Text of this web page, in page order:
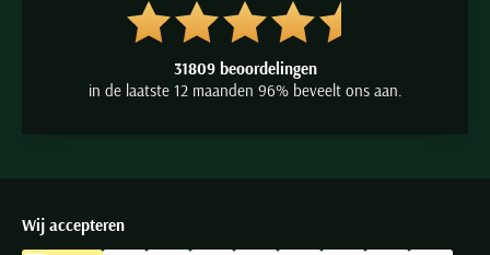
31809 beoordelingen
in de laatste 12 maanden 96% beveelt ons aan.
Wij accepteren